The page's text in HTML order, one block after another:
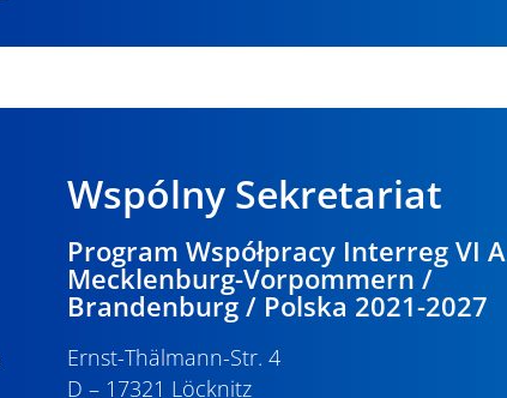
Wspólny Sekretariat
Program Współpracy Interreg VI A
Mecklenburg-Vorpommern /
Brandenburg / Polska 2021-2027
Ernst-Thälmann-Str. 4
D – 17321 Löcknitz